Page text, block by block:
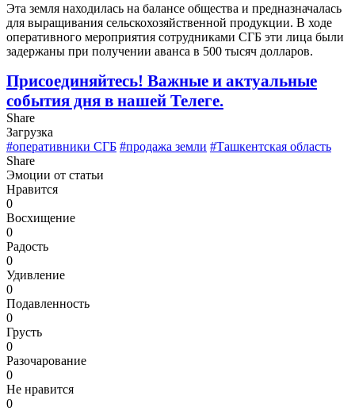
Эта земля находилась на балансе общества и предназначалась
для выращивания сельскохозяйственной продукции. В ходе
оперативного мероприятия сотрудниками СГБ эти лица были
задержаны при получении аванса в 500 тысяч долларов.
Присоединяйтесь! Важные и актуальные
события дня в нашей Телеге.
Share
Загрузка
#оперативники СГБ #продажа земли #Ташкентская область
Share
Эмоции от статьи
Нравится
0
Восхищение
0
Радость
0
Удивление
0
Подавленность
0
Грусть
0
Разочарование
0
Не нравится
0